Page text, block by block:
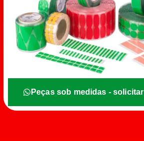
Peças sob medidas - solicitar